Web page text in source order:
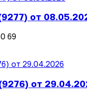
от
0 69
от